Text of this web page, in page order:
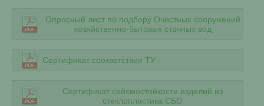
Опросный лист по подбору Очистных сооружений
хозяйственно-бытовых сточных вод
Сертификат соответствия ТУ
Сертификат сейсмостойкости изделий из
стеклопластика СБО